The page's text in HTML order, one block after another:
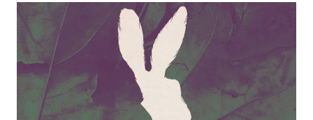
zmierzające na przystanek tramwajowy w Parku Zdrowie.
Pamiętam wynajmowane pokoje (choć na szczęście
ustrzegłam się tych w mieszkaniach bez toalety), dorywcze
prace i piękny zielony rower, który kupiłam za pierwszą
wypłatę (zastąpił mi komunikację miejską). Szukałam w
książce o Łodzi takiego miasta jakie pamiętam. Takiego i